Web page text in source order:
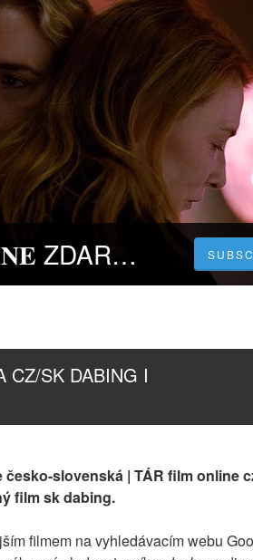
TÁR | CELÝ FILM [2023] 𝐎𝐍𝐋𝐈𝐍𝐄 ZDARMA CZ/SK DABING I TITULKY
CZ/SK DABING I
slovenská | TÁR film online
film sk dabing.
filmem na vyhledávacím webu